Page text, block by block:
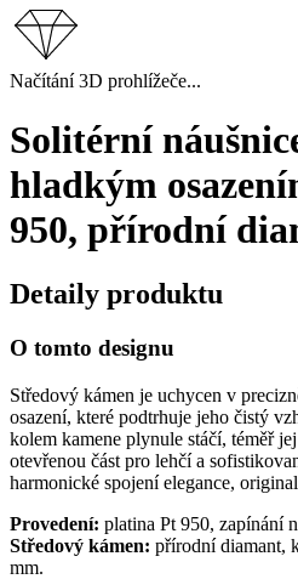
Načítání 3D prohlížeče...
Solitérní
hladkým
950, přírodní
Detaily produktu
O tomto designu
Středový kámen je uchycen v
osazení, které podtrhuje jeho čistý
kolem kamene plynule stáčí, téměř
otevřenou část pro lehčí a
harmonické spojení elegance,
Provedení: platina Pt 950, zapínání
Středový kámen: přírodní diamant,
mm.